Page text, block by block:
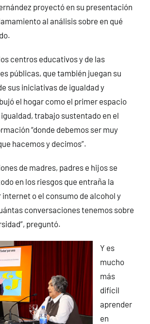
proyectó en su presentación
al análisis sobre en qué
centros educativos y de las
públicas, que también juegan su
sus iniciativas de igualdad y
el hogar como el primer espacio
trabajo sustentado en el
“donde debemos ser muy
hacemos y decimos”.
de madres, padres e hijos se
en los riesgos que entraña la
internet o el consumo de alcohol y
conversaciones tenemos sobre
preguntó.
Y es
mucho
más
difícil
aprender
en